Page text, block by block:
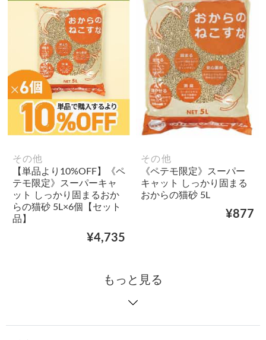
その他
【単品より10%OFF】《ペ
テモ限定》スーパーキャ
ット しっかり固まるおか
らの猫砂 5L×6個【セット
品】
¥4,735
その他
《ペテモ限定》スーパー
キャット しっかり固まる
おからの猫砂 5L
¥877
もっと見る